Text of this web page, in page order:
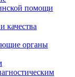
помощи
качества
органы